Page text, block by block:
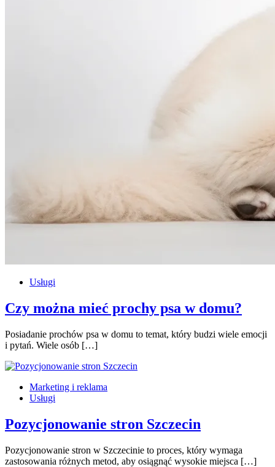
Usługi
Czy można mieć prochy psa w domu?
Posiadanie prochów psa w domu to temat, który budzi wiele emocji
i pytań. Wiele osób […]
Marketing i reklama
Usługi
Pozycjonowanie stron Szczecin
Pozycjonowanie stron w Szczecinie to proces, który wymaga
zastosowania różnych metod, aby osiągnąć wysokie miejsca […]